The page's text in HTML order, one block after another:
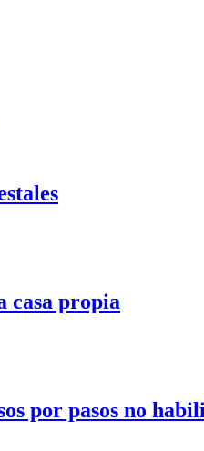
casa propia
por pasos no